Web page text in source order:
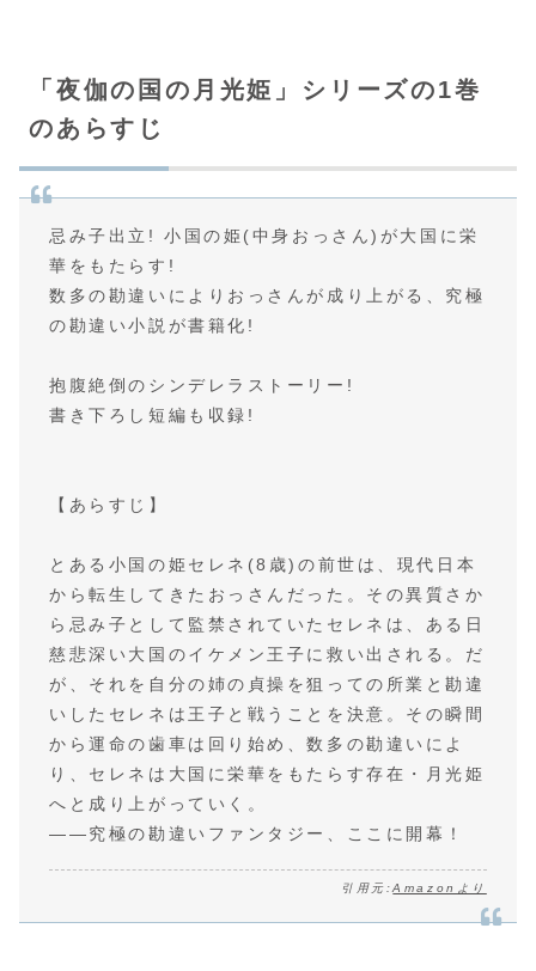
「夜伽の国の月光姫」シリーズの1巻
のあらすじ
忌み子出立! 小国の姫(中身おっさん)が大国に栄
華をもたらす!
数多の勘違いによりおっさんが成り上がる、究極
の勘違い小説が書籍化!
抱腹絶倒のシンデレラストーリー!
書き下ろし短編も収録!
【あらすじ】
とある小国の姫セレネ(8歳)の前世は、現代日本
から転生してきたおっさんだった。その異質さか
ら忌み子として監禁されていたセレネは、ある日
慈悲深い大国のイケメン王子に救い出される。だ
が、それを自分の姉の貞操を狙っての所業と勘違
いしたセレネは王子と戦うことを決意。その瞬間
から運命の歯車は回り始め、数多の勘違いによ
り、セレネは大国に栄華をもたらす存在・月光姫
へと成り上がっていく。
――究極の勘違いファンタジー、ここに開幕！
引用元:Amazonより